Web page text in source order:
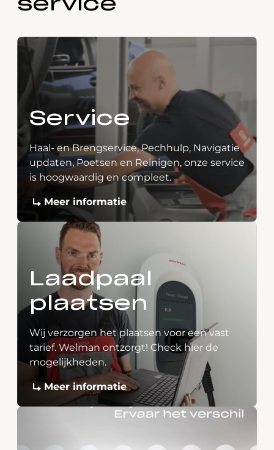
service
Service
Haal- en Brengservice, Pechhulp, Navigatie
updaten, Poetsen en Reinigen, onze service
is hoogwaardig en compleet.
Meer informatie
Laadpaal
plaatsen
Wij verzorgen het plaatsen voor een vast
tarief. Welman ontzorgt! Check hier de
mogelijkheden.
Meer informatie